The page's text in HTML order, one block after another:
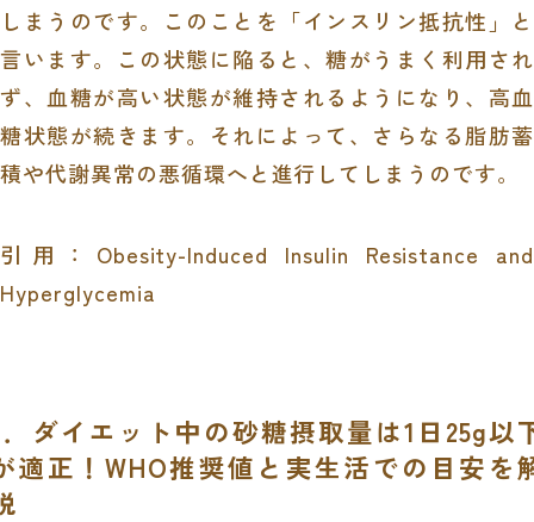
しまうのです。このことを「インスリン抵抗性」と
言います。この状態に陥ると、糖がうまく利用され
ず、血糖が高い状態が維持されるようになり、高血
糖状態が続きます。それによって、さらなる脂肪蓄
積や代謝異常の悪循環へと進行してしまうのです。
引用：Obesity-Induced Insulin Resistance and
Hyperglycemia
ダイエット中の砂糖摂取量は1日25g以
適正！WHO推奨値と実生活での目安を